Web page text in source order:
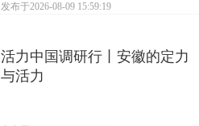
发布于2026-08-09 15:59:19
活力中国调研行丨安徽的定力
与活力